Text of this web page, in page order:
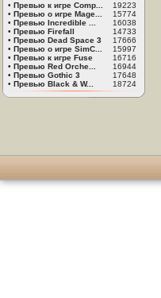
• Превью к игре Comp...
19223
• Превью о игре Mage...
15774
• Превью Incredible ...
16038
• Превью Firefall
14733
• Превью Dead Space 3
17666
• Превью о игре SimC...
15997
• Превью к игре Fuse
16716
• Превью Red Orche...
16944
• Превью Gothic 3
17648
• Превью Black & W... 18724